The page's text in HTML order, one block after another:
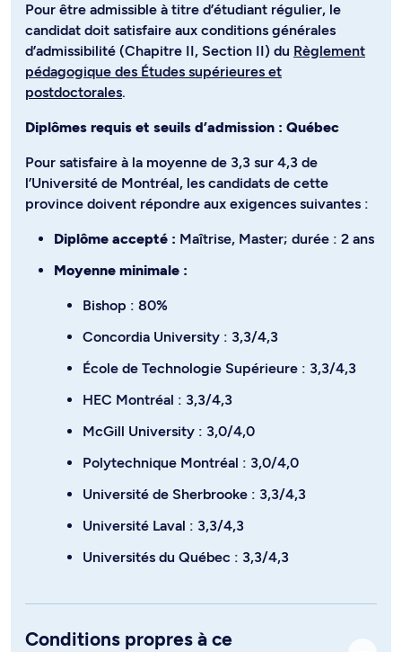
Pour être admissible à titre d’étudiant régulier, le
candidat doit satisfaire aux conditions générales
d’admissibilité (Chapitre II, Section II) du Règlement
pédagogique des Études supérieures et
postdoctorales.
Diplômes requis et seuils d’admission : Québec
Pour satisfaire à la moyenne de 3,3 sur 4,3 de
l’Université de Montréal, les candidats de cette
province doivent répondre aux exigences suivantes :
Diplôme accepté : Maîtrise, Master; durée : 2 ans
Moyenne minimale :
Bishop : 80%
Concordia University : 3,3/4,3
École de Technologie Supérieure : 3,3/4,3
HEC Montréal : 3,3/4,3
McGill University : 3,0/4,0
Polytechnique Montréal : 3,0/4,0
Université de Sherbrooke : 3,3/4,3
Université Laval : 3,3/4,3
Universités du Québec : 3,3/4,3
Conditions propres à ce